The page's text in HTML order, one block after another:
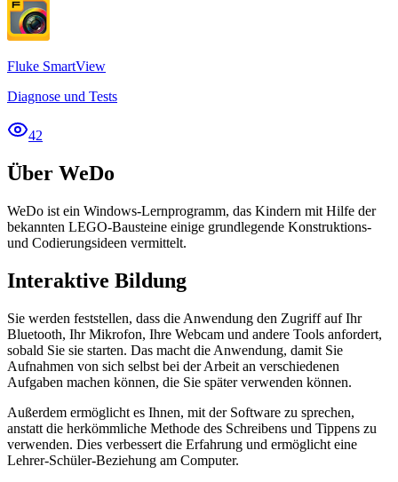
Fluke SmartView
Diagnose und Tests
42
Über WeDo
WeDo ist ein Windows-Lernprogramm, das Kindern mit Hilfe der
bekannten LEGO-Bausteine einige grundlegende Konstruktions-
und Codierungsideen vermittelt.
Interaktive Bildung
Sie werden feststellen, dass die Anwendung den Zugriff auf Ihr
Bluetooth, Ihr Mikrofon, Ihre Webcam und andere Tools anfordert,
sobald Sie sie starten. Das macht die Anwendung, damit Sie
Aufnahmen von sich selbst bei der Arbeit an verschiedenen
Aufgaben machen können, die Sie später verwenden können.
Außerdem ermöglicht es Ihnen, mit der Software zu sprechen,
anstatt die herkömmliche Methode des Schreibens und Tippens zu
verwenden. Dies verbessert die Erfahrung und ermöglicht eine
Lehrer-Schüler-Beziehung am Computer.